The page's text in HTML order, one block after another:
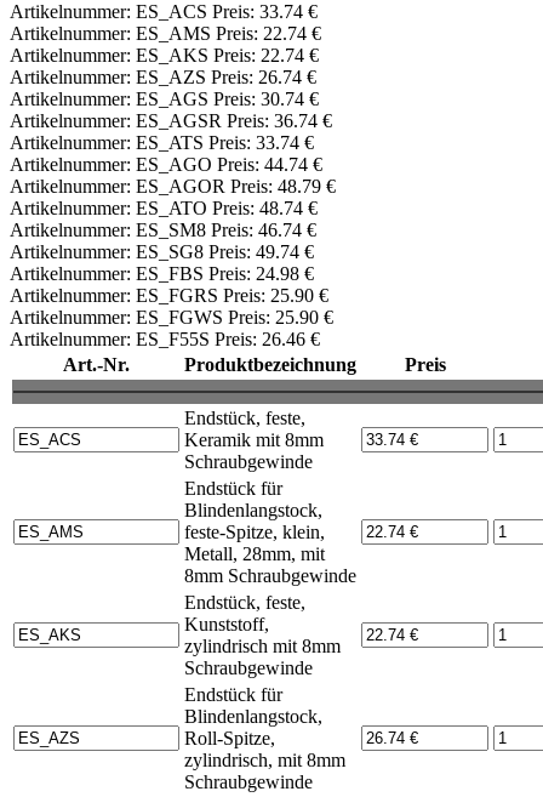
Artikelnummer: ES_ACS Preis: 33.74 €
Artikelnummer: ES_AMS Preis: 22.74 €
Artikelnummer: ES_AKS Preis: 22.74 €
Artikelnummer: ES_AZS Preis: 26.74 €
Artikelnummer: ES_AGS Preis: 30.74 €
Artikelnummer: ES_AGSR Preis: 36.74 €
Artikelnummer: ES_ATS Preis: 33.74 €
Artikelnummer: ES_AGO Preis: 44.74 €
Artikelnummer: ES_AGOR Preis: 48.79 €
Artikelnummer: ES_ATO Preis: 48.74 €
Artikelnummer: ES_SM8 Preis: 46.74 €
Artikelnummer: ES_SG8 Preis: 49.74 €
Artikelnummer: ES_FBS Preis: 24.98 €
Artikelnummer: ES_FGRS Preis: 25.90 €
Artikelnummer: ES_FGWS Preis: 25.90 €
Artikelnummer: ES_F55S Preis: 26.46 €
Art.-Nr.
Produktbezeichnung Preis
Endstück, feste,
Keramik mit 8mm
Schraubgewinde
Endstück für
Blindenlangstock,
feste-Spitze, klein,
Metall, 28mm, mit
8mm Schraubgewinde
Endstück, feste,
Kunststoff,
zylindrisch mit 8mm
Schraubgewinde
Endstück für
Blindenlangstock,
Roll-Spitze,
zylindrisch, mit 8mm
Schraubgewinde